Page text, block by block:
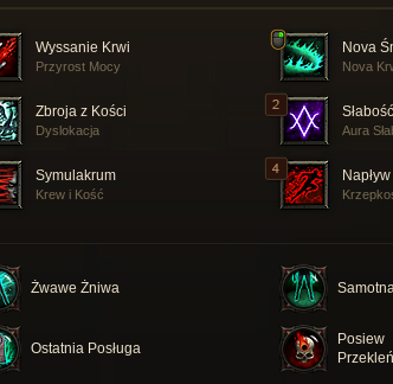
Wyssanie Krwi
Przyrost Mocy
Nova
Nova
Zbroja z Kości
Dyslokacja
Słabość
Aura
Symulakrum
Krew i Kość
Żwawe Żniwa
Ostatnia Posługa
Posiew